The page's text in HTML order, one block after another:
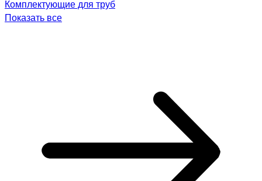
Комплектующие для труб
Показать все